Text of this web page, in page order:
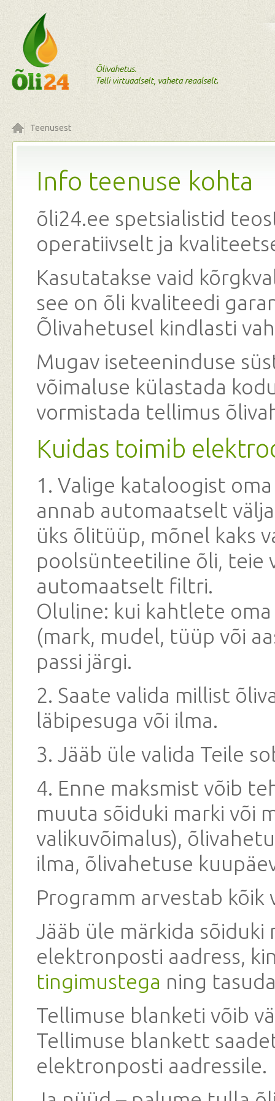
Teenusest
Info teenuse kohta
õli24.ee spetsialistid
operatiivselt ja
Kasutatakse vaid
see on õli kvaliteedi
Õlivahetusel kindlasti
Mugav iseteeninduse
võimaluse külastada
vormistada tellimus
Kuidas toimib
1. Valige kataloogist
annab automaatselt
üks õlitüüp, mõnel kaks
poolsünteetiline õli, teie
automaatselt filtri.
Oluline: kui kahtlete
(mark, mudel, tüüp või
passi järgi.
2. Saate valida millist
läbipesuga või ilma.
3. Jääb üle valida Teile
4. Enne maksmist võib
muuta sõiduki marki või
valikuvõimalus),
ilma, õlivahetuse
Programm arvestab kõik
Jääb üle märkida
elektronposti aadress,
tingimustega ning
Tellimuse blanketi võib
Tellimuse blankett
elektronposti aadressile.